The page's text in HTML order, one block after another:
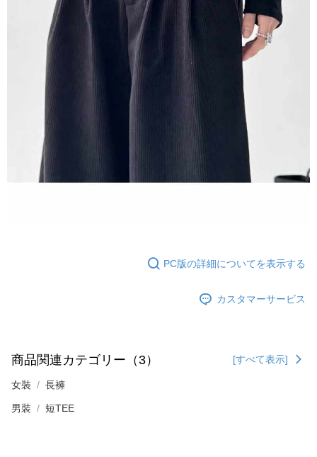
PC版の詳細についてを表示する
カスタマーサービス
商品関連カテゴリー（3） [すべて表示]
女裝 長褲
男裝 短TEE